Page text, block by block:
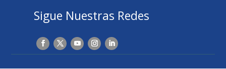
Sigue Nuestras Redes